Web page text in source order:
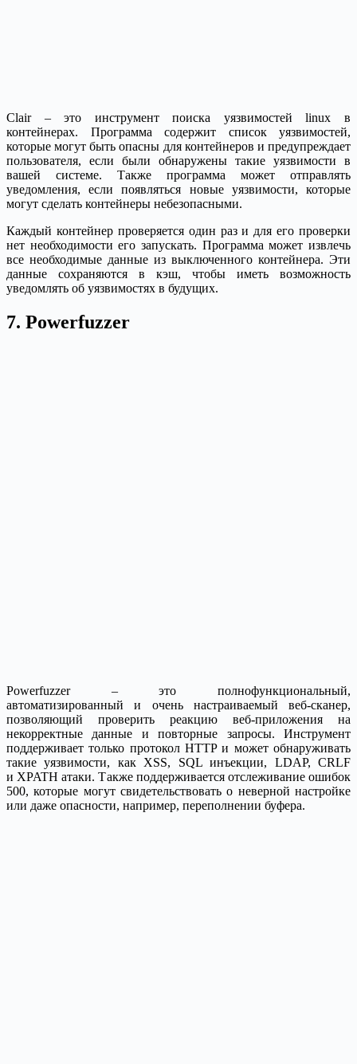
Clair – это инструмент поиска уязвимостей linux в
контейнерах. Программа содержит список уязвимостей,
которые могут быть опасны для контейнеров и предупреждает
пользователя, если были обнаружены такие уязвимости в
вашей системе. Также программа может отправлять
уведомления, если появляться новые уязвимости, которые
могут сделать контейнеры небезопасными.
Каждый контейнер проверяется один раз и для его проверки
нет необходимости его запускать. Программа может извлечь
все необходимые данные из выключенного контейнера. Эти
данные сохраняются в кэш, чтобы иметь возможность
уведомлять об уязвимостях в будущих.
7. Powerfuzzer
Powerfuzzer – это полнофункциональный,
автоматизированный и очень настраиваемый веб-сканер,
позволяющий проверить реакцию веб-приложения на
некорректные данные и повторные запросы. Инструмент
поддерживает только протокол HTTP и может обнаруживать
такие уязвимости, как XSS, SQL инъекции, LDAP, CRLF
и XPATH атаки. Также поддерживается отслеживание ошибок
500, которые могут свидетельствовать о неверной настройке
или даже опасности, например, переполнении буфера.